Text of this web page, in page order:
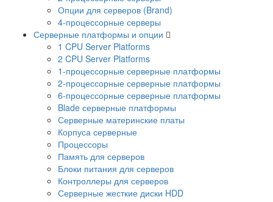
Опции для серверов (Brand)
4-процессорные серверы
Серверные платформы и опции
1 CPU Server Platforms
2 CPU Server Platforms
1-процессорные серверные платформы
2-процессорные серверные платформы
6-процессорные серверные платформы
Blade серверные платформы
Серверные материнские платы
Корпуса серверные
Процессоры
Память для серверов
Блоки питания для серверов
Контроллеры для серверов
Серверные жесткие диски HDD